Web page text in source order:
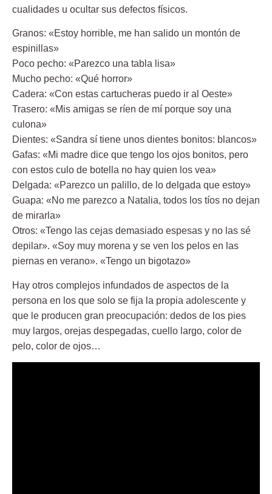
cualidades u ocultar sus defectos físicos.
Granos: «Estoy horrible, me han salido un montón de
espinillas»
Poco pecho: «Parezco una tabla lisa»
Mucho pecho: «Qué horror»
Cadera: «Con estas cartucheras puedo ir al Oeste»
Trasero: «Mis amigas se ríen de mí porque soy una
culona»
Dientes: «Sandra sí tiene unos dientes bonitos: blancos»
Gafas: «Mi madre dice que tengo los ojos bonitos, pero
con estos culo de botella no hay quien los vea»
Delgada: «Parezco un palillo, de lo delgada que estoy»
Guapa: «No me parezco a Natalia, todos los tíos no dejan
de mirarla»
Otros: «Tengo las cejas demasiado espesas y no las sé
depilar». «Soy muy morena y se ven los pelos en las
piernas en verano». «Tengo un bigotazo»
Hay otros complejos infundados de aspectos de la
persona en los que solo se fija la propia adolescente y
que le producen gran preocupación: dedos de los pies
muy largos, orejas despegadas, cuello largo, color de
pelo, color de ojos…